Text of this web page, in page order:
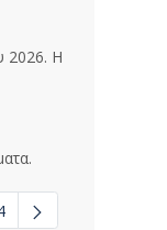
2026. Η
σελίδες Use